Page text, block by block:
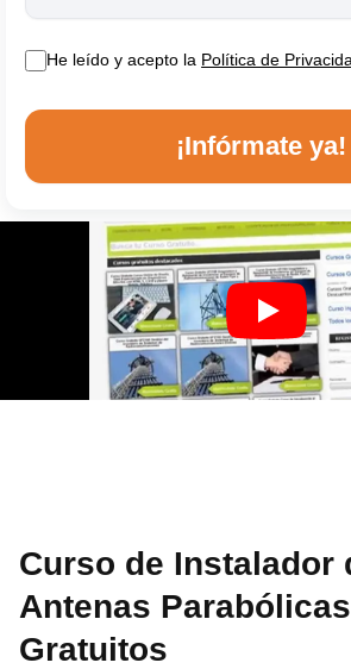
He leído y acepto la Política de
¡Infórmate ya!
Curso de Instalador
Antenas
Gratuitos